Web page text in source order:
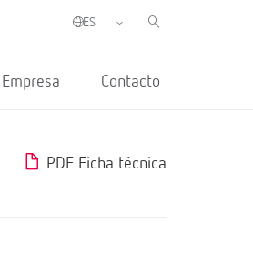
Empresa Contacto
PDF Ficha técnica